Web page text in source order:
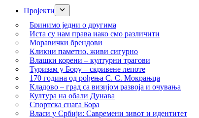
Пројекти
Бринимо једни о другима
Иста су нам права иако смо различити
Моравички брендови
Кликни паметно, живи сигурно
Влашки корени – културни трагови
Туризам у Бору – скривене лепоте
170 година од рођења С. С. Мокрањца
Кладово – град са визијом развоја и очувања
Култура на обали Дунава
Спортска снага Бора
Власи у Србији: Савремени зивот и идентитет